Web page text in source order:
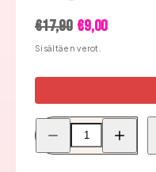
Hinta
€17,90
Alennushinta
€9,00
Sisältäen verot.
Pienennä
Kiara
Kiara